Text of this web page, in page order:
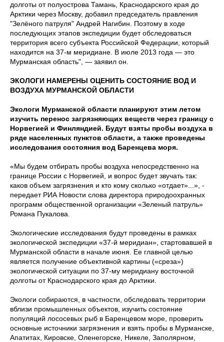
долготы от полуострова Тамань, Краснодарского края до
Арктики через Москву, добавил председатель правления
"Зелёного патруля" Андрей Нагибин. Поэтому в ходе
последующих этапов экспедиции будет обследоваться
территория всего субъекта Российской Федерации, который
находится на 37-м меридиане. В июле 2013 года — это
Мурманская область", — заявил он.
ЭКОЛОГИ НАМЕРЕНЫ ОЦЕНИТЬ СОСТОЯНИЕ ВОД И
ВОЗДУХА МУРМАНСКОЙ ОБЛАСТИ
Экологи Мурманской области планируют этим летом
изучить перенос загрязняющих веществ через границу с
Норвегией и Финляндией. Будут взяты пробы воздуха в
ряде населенных пунктов области, а также проведены
исследования состояния вод Баренцева моря.
«Мы будем отбирать пробы воздуха непосредственно на
границе России с Норвегией, и вопрос будет звучать так:
каков объем загрязнения и кто кому сколько «отдает»...», -
передает РИА Новости слова директора природоохранных
программ общественной организации «Зеленый патруль»
Романа Пукалова.
Экологические исследования будут проведены в рамках
экологической экспедиции «37-й меридиан», стартовавшей в
Мурманской области в начале июня. Ее главной целью
является получение объективной картины («среза»)
экологической ситуации по 37-му меридиану восточной
долготы от Краснодарского края до Арктики.
Экологи собираются, в частности, обследовать территории
вблизи промышленных объектов, изучить состояние
популяций лососевых рыб в Баренцевом море, проверить
основные источники загрязнения и взять пробы в Мурманске,
Апатитах, Кировске, Оленегорске, Никеле, Заполярном,